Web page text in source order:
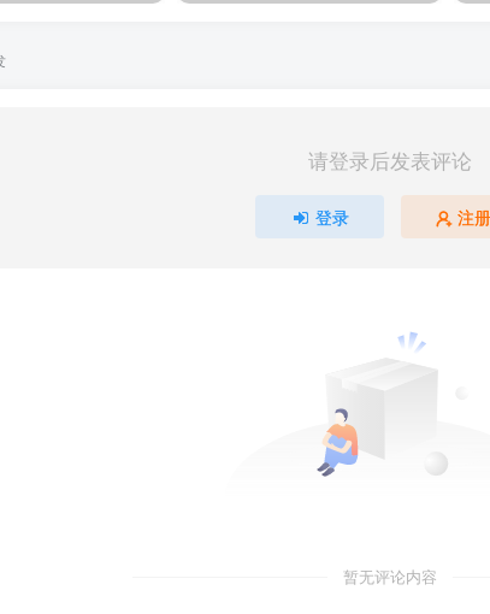
请登录后发表评论
登录 注册
暂无评论内容